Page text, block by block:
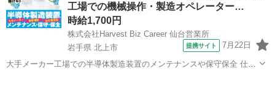
工場での機械操作・製造オペレーター…
時給1,700円
株式会社Harvest Biz Career 仙台営業所
岩手県 北上市
提携サイト 7月22日
大手メーカー工場での半導体製造装置のメンテナンスや保守保全 仕事